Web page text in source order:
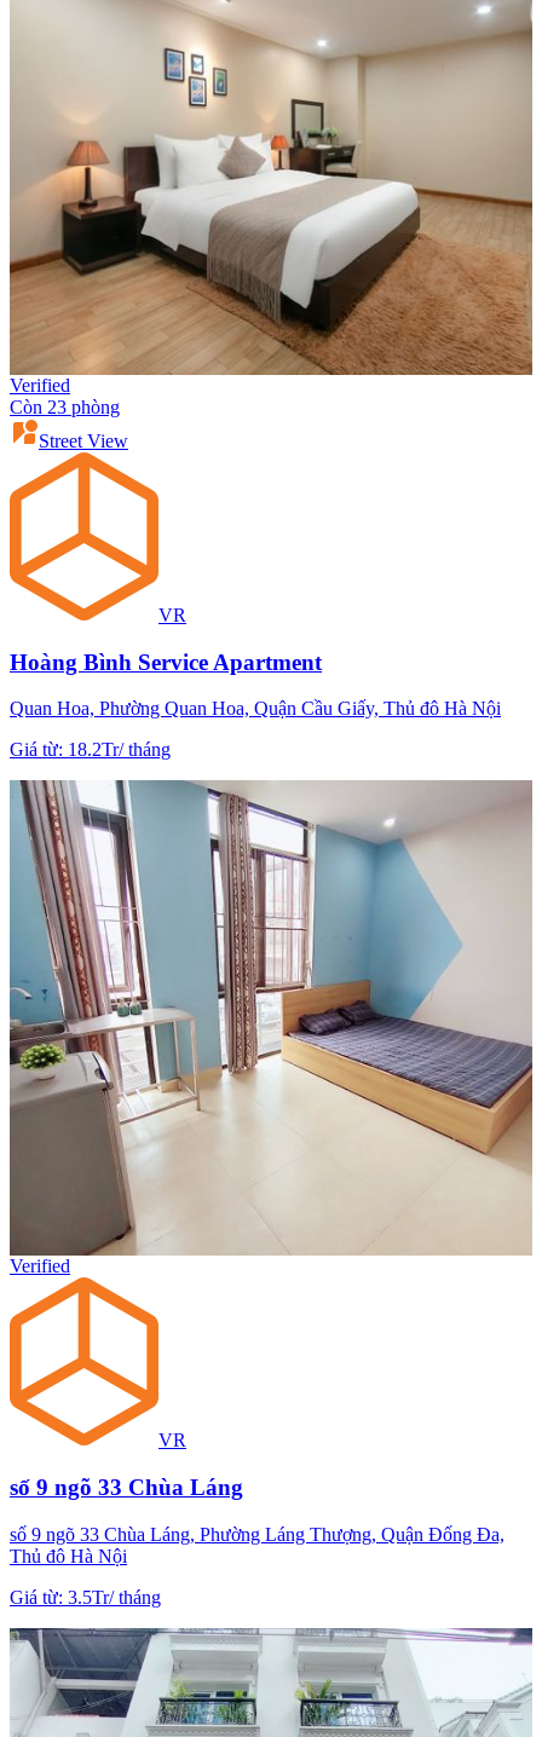
Verified
Còn 23 phòng
Street View
VR
Hoàng Bình Service Apartment
Quan Hoa, Phường Quan Hoa, Quận Cầu Giấy, Thủ đô Hà Nội
Giá từ: 18.2Tr/tháng
Verified
VR
số 9 ngõ 33 Chùa Láng
số 9 ngõ 33 Chùa Láng, Phường Láng Thượng, Quận Đống Đa,
Thủ đô Hà Nội
Giá từ: 3.5Tr/tháng